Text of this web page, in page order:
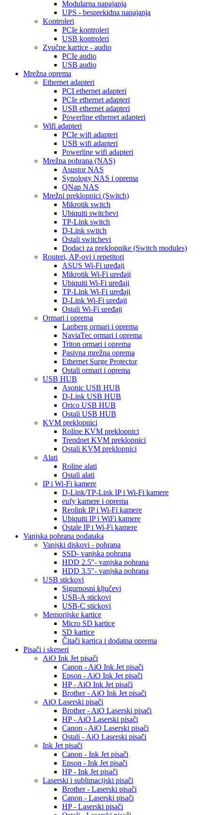
Modularna napajanja
UPS - besprekidna napajanja
Kontroleri
PCIe kontroleri
USB kontroleri
Zvučne kartice - audio
PCIe audio
USB audio
Mrežna oprema
Ethernet adapteri
PCI ethernet adapteri
PCIe ethernet adapteri
USB ethernet adapteri
Powerline ethernet adapteri
Wifi adapteri
PCIe wifi adapteri
USB wifi adapteri
Powerline wifi adapteri
Mrežna pohrana (NAS)
Asustor NAS
Synology NAS i oprema
QNap NAS
Mrežni preklopnici (Switch)
Mikrotik switch
Ubiquiti switchevi
TP-Link switch
D-Link switch
Ostali switchevi
Dodaci za preklopnike (Switch modules)
Routeri, AP-ovi i repetitori
ASUS Wi-Fi uređaji
Mikrotik Wi-Fi uređaji
Ubiquiti Wi-Fi uređaji
TP-Link Wi-Fi uređaji
D-Link Wi-Fi uređaji
Ostali Wi-Fi uređaji
Ormari i oprema
Lanberg ormari i oprema
NaviaTec ormari i oprema
Triton ormari i oprema
Pasivna mrežna oprema
Ethernet Surge Protector
Ostali ormari i oprema
USB HUB
Asonic USB HUB
D-Link USB HUB
Orico USB HUB
Ostali USB HUB
KVM preklopnici
Roline KVM preklopnici
Trendnet KVM preklopnici
Ostali KVM preklopnici
Alati
Roline alati
Ostali alati
IP i Wi-Fi kamere
D-Link/TP-Link IP i Wi-Fi kamere
eufy kamere i oprema
Reolink IP i Wi-Fi kamere
Ubiquiti IP i WiFi kamere
Ostale IP i Wi-Fi kamere
Vanjska pohrana podataka
Vanjski diskovi - pohrana
SSD- vanjska pohrana
HDD 2.5"- vanjska pohrana
HDD 3.5"- vanjska pohrana
USB stickovi
Sigurnosni ključevi
USB-A stickovi
USB-C stickovi
Memorijske kartice
Micro SD kartice
SD kartice
Čitači kartica i dodatna oprema
Pisači i skeneri
AiO Ink Jet pisači
Canon - AiO Ink Jet pisači
Epson - AiO Ink Jet pisači
HP - AiO Ink Jet pisači
Brother - AiO Ink Jet pisači
AiO Laserski pisači
Brother - AiO Laserski pisači
HP - AiO Laserski pisači
Canon - AiO Laserski pisači
Ostali - AiO Laserski pisači
Ink Jet pisači
Canon - Ink Jet pisači
Epson - Ink Jet pisači
HP - Ink Jet pisači
Laserski i sublimacijski pisači
Brother - Laserski pisači
Canon - Laserski pisači
HP - Laserski pisači